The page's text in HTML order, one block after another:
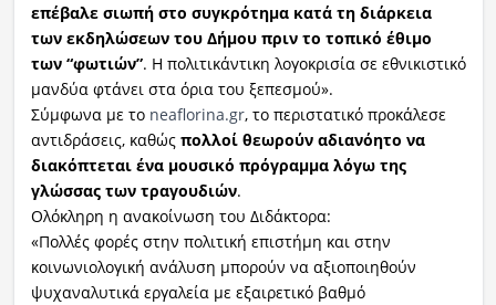
επέβαλε σιωπή στο συγκρότημα κατά τη διάρκεια
των εκδηλώσεων του Δήμου πριν το τοπικό έθιμο
των “φωτιών”. Η πολιτικάντικη λογοκρισία σε εθνικιστικό
μανδύα φτάνει στα όρια του ξεπεσμού».
Σύμφωνα με το neaflorina.gr, το περιστατικό προκάλεσε
αντιδράσεις, καθώς πολλοί θεωρούν αδιανόητο να
διακόπτεται ένα μουσικό πρόγραμμα λόγω της
γλώσσας των τραγουδιών.
Ολόκληρη η ανακοίνωση του Διδάκτορα:
«Πολλές φορές στην πολιτική επιστήμη και στην
κοινωνιολογική ανάλυση μπορούν να αξιοποιηθούν
ψυχαναλυτικά εργαλεία με εξαιρετικό βαθμό